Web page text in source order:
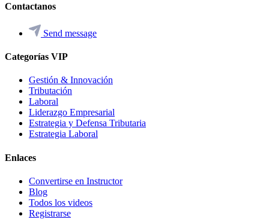
Contactanos
Send message
Categorías VIP
Gestión & Innovación
Tributación
Laboral
Liderazgo Empresarial
Estrategia y Defensa Tributaria
Estrategia Laboral
Enlaces
Convertirse en Instructor
Blog
Todos los videos
Registrarse